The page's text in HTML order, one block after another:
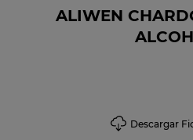
Descargar
ALIWEN